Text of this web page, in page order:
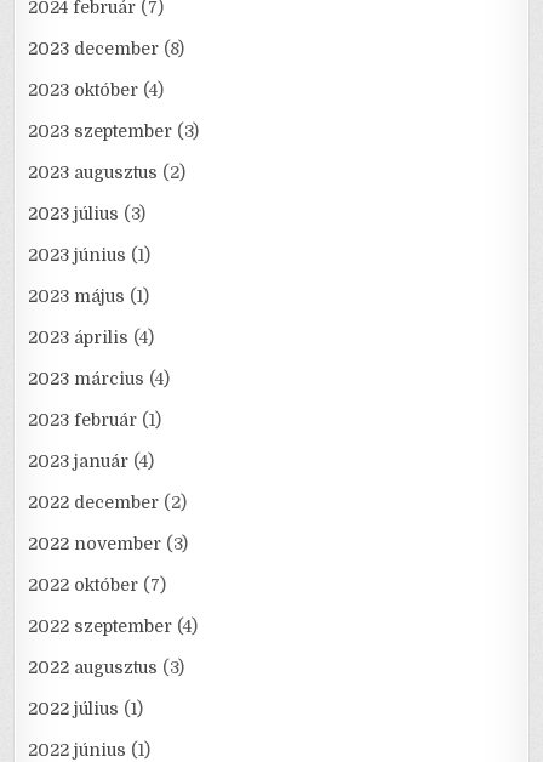
2024 február (7)
2023 december (8)
2023 október (4)
2023 szeptember (3)
2023 augusztus (2)
2023 július (3)
2023 június (1)
2023 május (1)
2023 április (4)
2023 március (4)
2023 február (1)
2023 január (4)
2022 december (2)
2022 november (3)
2022 október (7)
2022 szeptember (4)
2022 augusztus (3)
2022 július (1)
2022 június (1)